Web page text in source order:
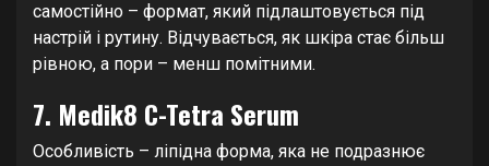
самостійно – формат, який підлаштовується під
настрій і рутину. Відчувається, як шкіра стає більш
рівною, а пори – менш помітними.
7. Medik8 C-Tetra Serum
Особливість – ліпідна форма, яка не подразнює